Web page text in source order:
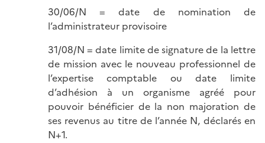
30/06/N = date de nomination de
l’administrateur provisoire
31/08/N = date limite de signature de la lettre
de mission avec le nouveau professionnel de
l’expertise comptable ou date limite
d’adhésion à un organisme agréé pour
pouvoir bénéficier de la non majoration de
ses revenus au titre de l’année N, déclarés en
N+1.